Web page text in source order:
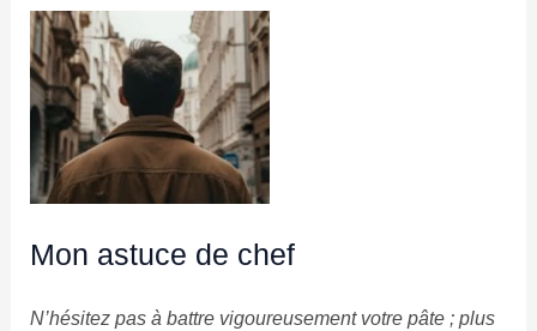
Mon astuce de chef
N’hésitez pas à battre vigoureusement votre pâte ; plus